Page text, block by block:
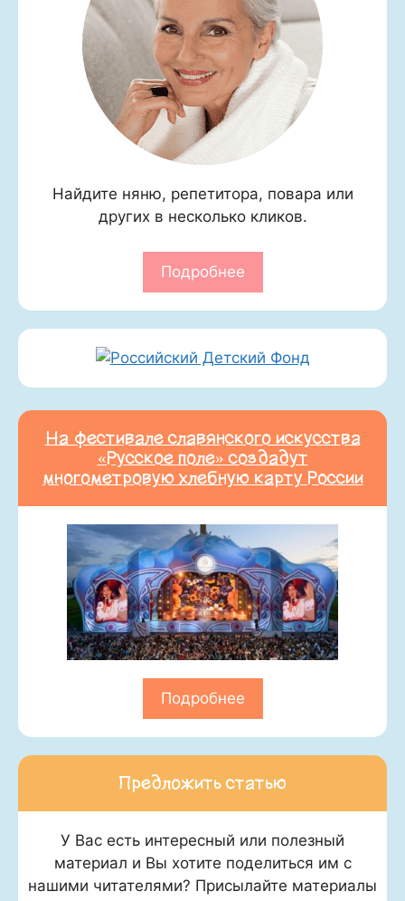
Найдите няню, репетитора, повара или
других в несколько кликов.
Подробнее
На фестивале славянского искусства
«Русское поле» создадут
многометровую хлебную карту России
Подробнее
Предложить статью
У Вас есть интересный или полезный
материал и Вы хотите поделиться им с
нашими читателями? Присылайте материалы